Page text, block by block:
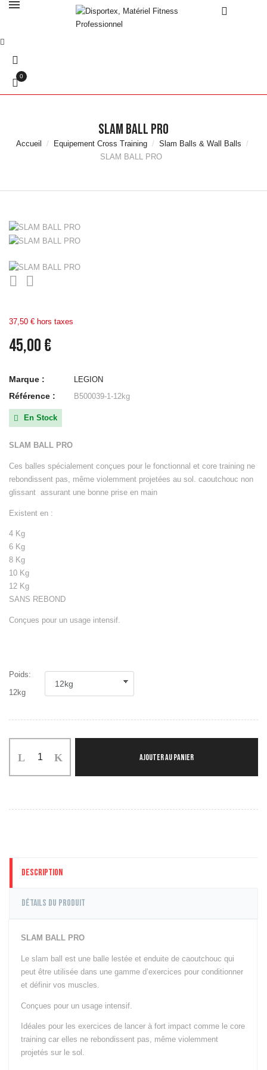
0
SLAM BALL PRO
Accueil Equipement Cross Training
Slam Balls & Wall Balls
SLAM BALL PRO
 
37,50 € hors taxes
45,00 €
Marque : LEGION
Référence : B500039-1-12kg
 En Stock
SLAM BALL PRO
Ces balles spécialement conçues pour le fonctionnal et core training ne
rebondissent pas, même violemment projetées au sol. caoutchouc non
glissant assurant une bonne prise en main
Existent en :
4 Kg
6 Kg
8 Kg
10 Kg
12 Kg
SANS REBOND
Conçues pour un usage intensif.
Poids:
12kg
AJOUTER AU PANIER
Description
Détails du produit
SLAM BALL PRO
Le slam ball est une balle lestée et enduite de caoutchouc qui
peut être utilisée dans une gamme d’exercices pour conditionner
et définir vos muscles.
Conçues pour un usage intensif.
Idéales pour les exercices de lancer à fort impact comme le core
training car elles ne rebondissent pas, même violemment
projetés sur le sol.